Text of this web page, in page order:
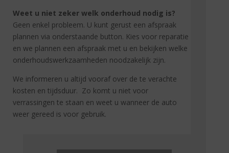
Weet u niet zeker welk onderhoud nodig is?
Geen enkel probleem. U kunt gerust een afspraak
plannen via onderstaande button. Kies voor reparatie
en we plannen een afspraak met u en bekijken welke
onderhoudswerkzaamheden noodzakelijk zijn.
We informeren u altijd vooraf over de te verachte
kosten en tijdsduur. Zo komt u niet voor
verrassingen te staan en weet u wanneer de auto
weer gereed is voor gebruik.